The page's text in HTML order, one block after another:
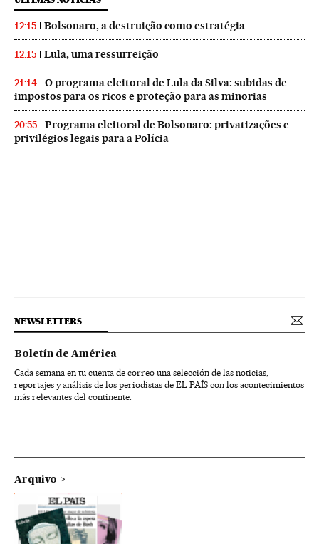
12:15 Bolsonaro, a destruição como estratégia
12:15 Lula, uma ressurreição
21:14
O programa eleitoral de Lula da Silva: subidas de
impostos para os ricos e proteção para as minorias
20:55
Programa eleitoral de Bolsonaro: privatizações e
privilégios legais para a Polícia
NEWSLETTERS
Boletín de América
Cada semana en tu cuenta de correo una selección de las noticias,
reportajes y análisis de los periodistas de EL PAÍS con los acontecimientos
más relevantes del continente.
Arquivo